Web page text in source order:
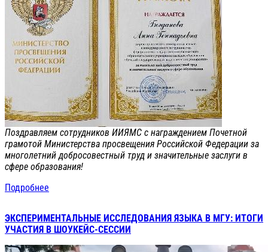
Поздравляем сотрудников ИИЯМС с награждением Почетной
грамотой Министерства просвещения Российской Федерации за
многолетний добросовестный труд и значительные заслуги в
сфере образования!
Подробнее
ЭКСПЕРИМЕНТАЛЬНЫЕ ИССЛЕДОВАНИЯ ЯЗЫКА В МГУ: ИТОГИ
УЧАСТИЯ В ШОУКЕЙС-СЕССИИ